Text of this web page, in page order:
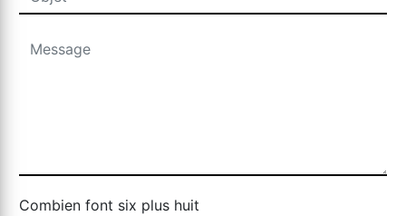
Combien font six plus huit